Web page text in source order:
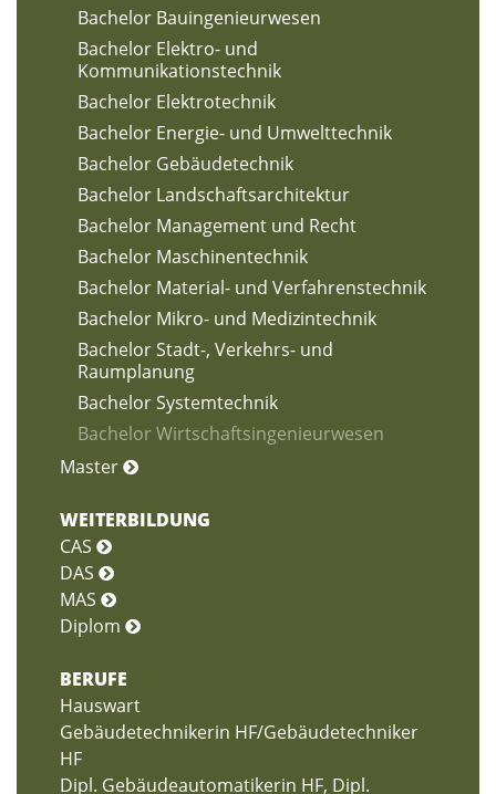
Bachelor Bauingenieurwesen
Bachelor Elektro- und
Kommunikationstechnik
Bachelor Elektrotechnik
Bachelor Energie- und Umwelttechnik
Bachelor Gebäudetechnik
Bachelor Landschaftsarchitektur
Bachelor Management und Recht
Bachelor Maschinentechnik
Bachelor Material- und Verfahrenstechnik
Bachelor Mikro- und Medizintechnik
Bachelor Stadt-, Verkehrs- und
Raumplanung
Bachelor Systemtechnik
Bachelor Wirtschaftsingenieurwesen
Master
WEITERBILDUNG
CAS
DAS
MAS
Diplom
BERUFE
Hauswart
Gebäudetechnikerin HF/Gebäudetechniker
HF
Dipl. Gebäudeautomatikerin HF, Dipl.